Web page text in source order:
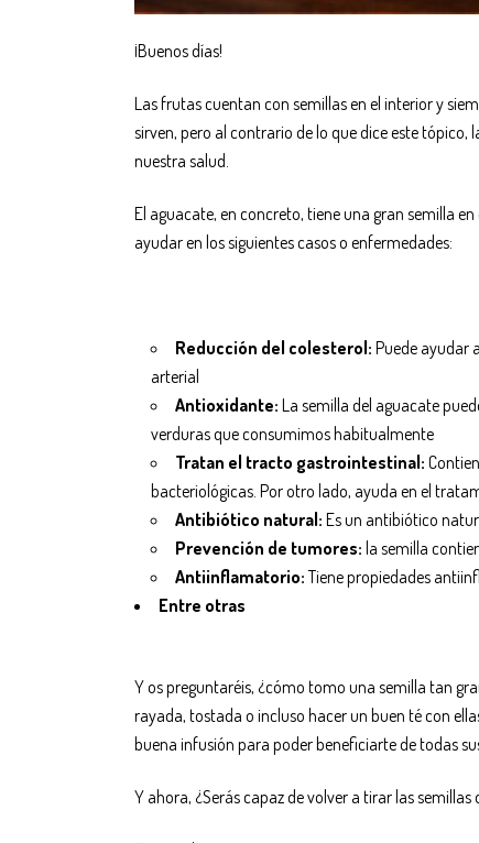
¡Buenos días!
Las frutas cuentan con semillas en el interior y
sirven, pero al contrario de lo que dice este
nuestra salud.
El aguacate, en concreto, tiene una gran semilla
ayudar en los siguientes casos o enfermedades:
Reducción del colesterol: Puede ayudar
arterial
Antioxidante: La semilla del aguacate
verduras que consumimos habitualmente
Tratan el tracto gastrointestinal:
bacteriológicas. Por otro lado, ayuda en el
Antibiótico natural: Es un antibiótico
Prevención de tumores: la semilla
Antiinflamatorio:Tiene propiedades
Entre otras
Y os preguntaréis, ¿cómo tomo una semilla tan
rayada, tostada o incluso hacer un buen té con
buena infusión para poder beneficiarte de todas
Y ahora, ¿Serás capaz de volver a tirar las semillas